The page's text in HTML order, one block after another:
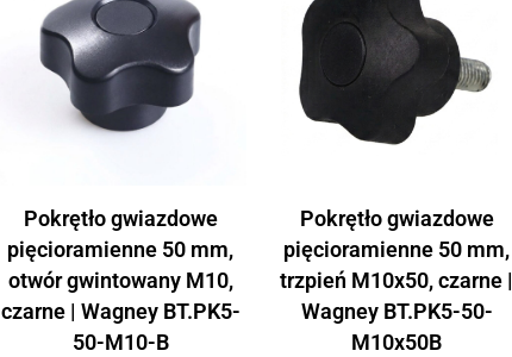
Pokrętło gwiazdowe
pięcioramienne 50 mm,
otwór gwintowany M10,
czarne | Wagney BT.PK5-
50-M10-B
Pokrętło gwiazdowe
pięcioramienne 50 mm,
trzpień M10x50, czarne |
Wagney BT.PK5-50-
M10x50B